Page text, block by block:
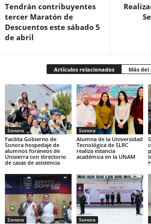
Tendrán contribuyentes
tercer Maratón de
Descuentos este sábado 5
de abril
Artículos relacionados Más
Sonora
Facilita Gobierno de
Sonora hospedaje de
alumnos foráneos de
Unisierra con directorio
de casas de asistencia
Sonora
Alumna de la Universidad
Tecnológica de SLRC
realiza estancia
académica en la UNAM
Sonora Sonora